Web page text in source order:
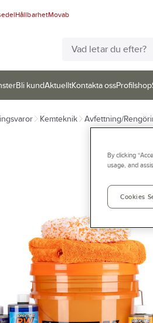
HållbarhetMovab
Bli kundAktuelltKontakta ossProfilshop
Kemteknik Avfettning/
By clicking
usage, and
Cookies